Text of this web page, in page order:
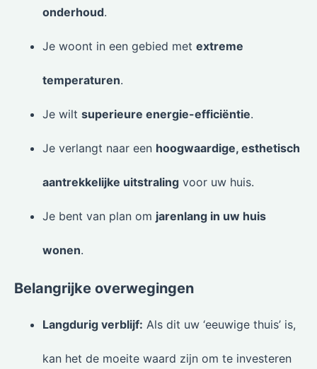
onderhoud.
Je woont in een gebied met extreme
temperaturen.
Je wilt superieure energie-efficiëntie.
Je verlangt naar een hoogwaardige, esthetisch
aantrekkelijke uitstraling voor uw huis.
Je bent van plan om jarenlang in uw huis
wonen.
Belangrijke overwegingen
Langdurig verblijf: Als dit uw ‘eeuwige thuis’ is,
kan het de moeite waard zijn om te investeren